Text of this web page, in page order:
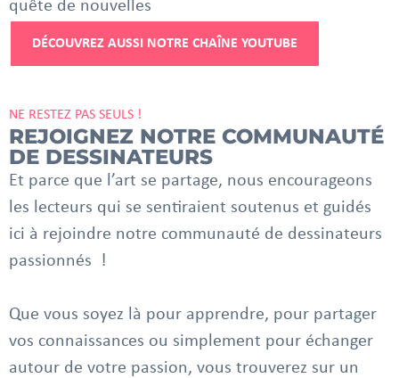
quête de nouvelles
DÉCOUVREZ AUSSI NOTRE CHAÎNE YOUTUBE
NE RESTEZ PAS SEULS !
REJOIGNEZ NOTRE COMMUNAUTÉ
DE DESSINATEURS
Et parce que l’art se partage, nous encourageons
les lecteurs qui se sentiraient soutenus et guidés
ici à rejoindre notre communauté de dessinateurs
passionnés !
Que vous soyez là pour apprendre, pour partager
vos connaissances ou simplement pour échanger
autour de votre passion, vous trouverez sur un